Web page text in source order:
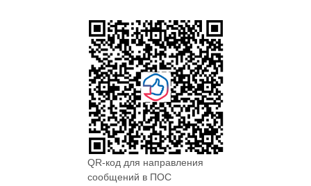
QR-код для направления
сообщений в ПОС